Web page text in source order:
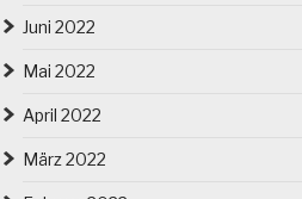
Juni 2022
Mai 2022
April 2022
März 2022